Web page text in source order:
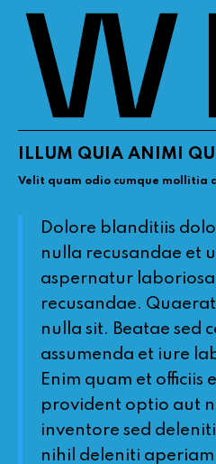
ILLUM QUIA ANIMI
Velit quam odio cumque mollitia
Dolore blanditiis
nulla recusandae et
aspernatur
recusandae.
nulla sit. Beatae sed
assumenda et iure
Enim quam et
provident optio aut
inventore sed
nihil deleniti aperiam